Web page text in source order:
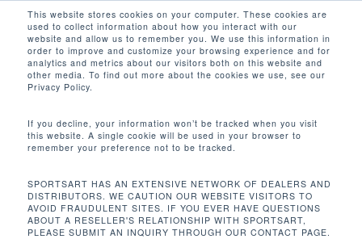
This website stores cookies on your computer. These cookies are
used to collect information about how you interact with our
website and allow us to remember you. We use this information in
order to improve and customize your browsing experience and for
analytics and metrics about our visitors both on this website and
other media. To find out more about the cookies we use, see our
Privacy Policy.
If you decline, your information won’t be tracked when you visit
this website. A single cookie will be used in your browser to
remember your preference not to be tracked.
SPORTSART HAS AN EXTENSIVE NETWORK OF DEALERS AND
DISTRIBUTORS. WE CAUTION OUR WEBSITE VISITORS TO
AVOID FRAUDULENT SITES. IF YOU EVER HAVE QUESTIONS
ABOUT A RESELLER'S RELATIONSHIP WITH SPORTSART,
PLEASE SUBMIT AN INQUIRY THROUGH OUR CONTACT PAGE.
main
content
search
客戶聚焦
OHIO STATE UNIVERSITY
Columbus | OH
Close
Menu